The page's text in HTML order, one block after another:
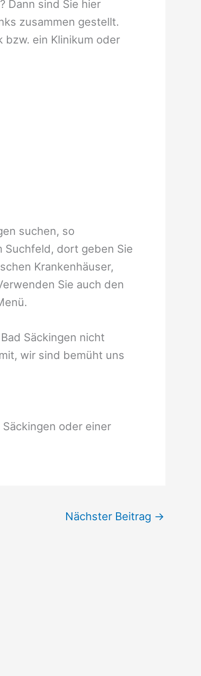
Dann sind Sie hier
zusammen gestellt.
bzw. ein Klinikum oder
suchen, so
Suchfeld, dort geben Sie
Krankenhäuser,
Sie auch den
Säckingen nicht
wir sind bemüht uns
oder einer
Nächster Beitrag →